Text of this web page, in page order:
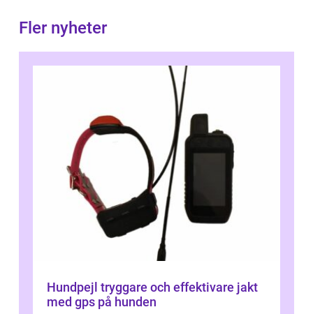
Fler nyheter
Hundpejl tryggare och effektivare jakt
med gps på hunden